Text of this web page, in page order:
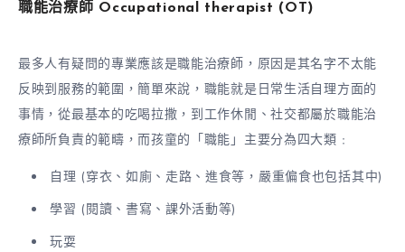
職能治療師 Occupational therapist (OT)
最多人有疑問的專業應該是職能治療師，原因是其名字不太能
反映到服務的範圍，簡單來說，職能就是日常生活自理方面的
事情，從最基本的吃喝拉撒，到工作休閒、社交都屬於職能治
療師所負責的範疇，而孩童的「職能」主要分為四大類﹕
自理 (穿衣、如廁、走路、進食等，嚴重偏食也包括其中)
學習 (閱讀、書寫、課外活動等)
玩耍